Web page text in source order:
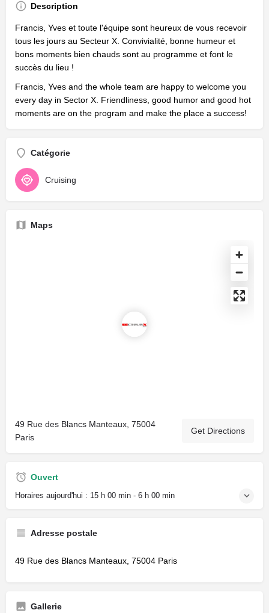
Description
Francis, Yves et toute l'équipe sont heureux de vous recevoir
tous les jours au Secteur X. Convivialité, bonne humeur et
bons moments bien chauds sont au programme et font le
succès du lieu !
Francis, Yves and the whole team are happy to welcome you
every day in Sector X. Friendliness, good humor and good hot
moments are on the program and make the place a success!
Catégorie
Cruising
Maps
49 Rue des Blancs Manteaux, 75004
Paris
Get Directions
Ouvert
Horaires aujourd'hui : 15 h 00 min - 6 h 00 min
Adresse postale
49 Rue des Blancs Manteaux, 75004 Paris
Gallerie